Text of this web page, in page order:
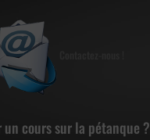
un cours sur la pétanque ?